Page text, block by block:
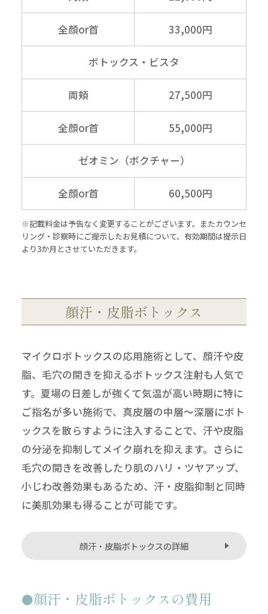
全顔or首 33,000円
ボトックス・ビスタ
両頬 27,500円
全顔or首 55,000円
ゼオミン（ボクチャー）
全顔or首 60,500円
※記載料金は予告なく変更することがございます。またカウンセ
リング・診察時にご提示したお見積について、有効期間は提示日
より3か月とさせていただきます。
顔汗・皮脂ボトックス
マイクロボトックスの応用施術として、顔汗や皮
脂、毛穴の開きを抑えるボトックス注射も人気で
す。夏場の日差しが強くて気温が高い時期に特に
ご指名が多い施術で、真皮層の中層～深層にボト
ックスを散らすように注入することで、汗や皮脂
の分泌を抑制してメイク崩れを抑えます。さらに
毛穴の開きを改善したり肌のハリ・ツヤアップ、
小じわ改善効果もあるため、汗・皮脂抑制と同時
に美肌効果も得ることが可能です。
顔汗・皮脂ボトックスの詳細
顔汗・皮脂ボトックスの費用